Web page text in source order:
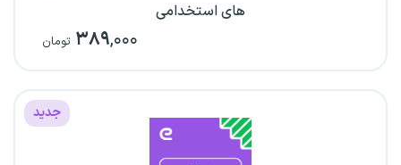
های استخدامی
۳۸۹,۰۰۰ تومان
جدید